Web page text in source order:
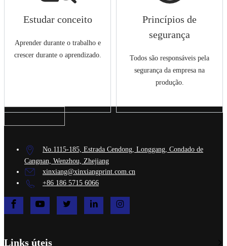
Estudar conceito
Aprender durante o trabalho e
crescer durante o aprendizado.
Princípios de
segurança
Todos são responsáveis pela
segurança da empresa na
produção.
No.1115-185, Estrada Cendong, Longgang, Condado de
Cangnan, Wenzhou, Zhejiang
xinxiang@xinxiangprint.com.cn
+86 186 5715 6066
Links úteis